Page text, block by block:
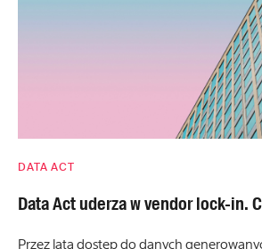
DATA ACT
Data Act uderza w vendor lock-in.
Przez lata dostęp do danych